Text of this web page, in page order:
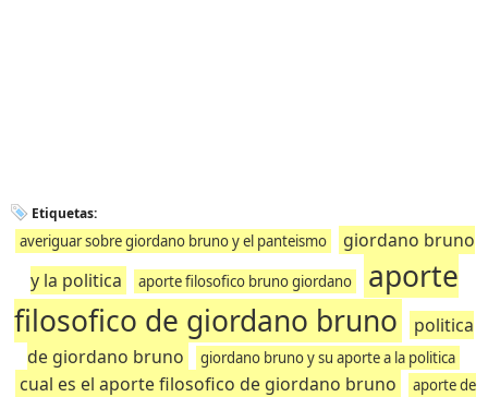
Etiquetas:
averiguar sobre giordano bruno y el panteismo
giordano bruno
y la politica
aporte filosofico bruno giordano
aporte
filosofico de giordano bruno
politica
de giordano bruno
giordano bruno y su aporte a la politica
cual es el aporte filosofico de giordano bruno
aporte de